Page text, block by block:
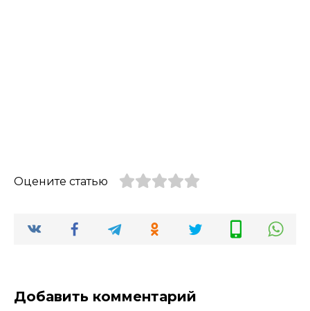
Оцените статью
Добавить комментарий